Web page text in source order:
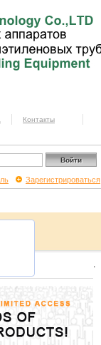
Контакты
Зарегистрироваться
.